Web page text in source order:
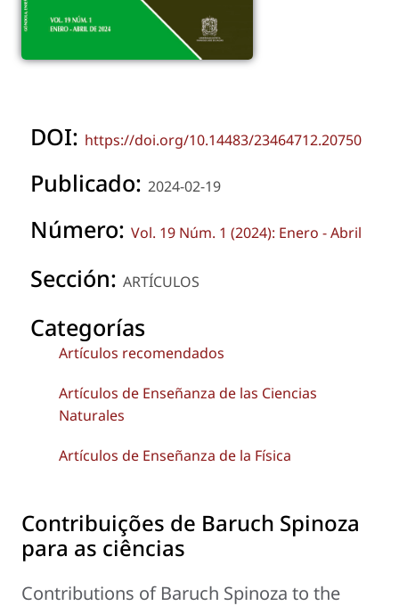
DOI: https://doi.org/10.14483/23464712.20750
Publicado: 2024-02-19
Número: Vol. 19 Núm. 1 (2024): Enero - Abril
Sección: ARTÍCULOS
Categorías
Artículos recomendados
Artículos de Enseñanza de las Ciencias
Naturales
Artículos de Enseñanza de la Física
Contribuições de Baruch Spinoza
para as ciências
Contributions of Baruch Spinoza to the